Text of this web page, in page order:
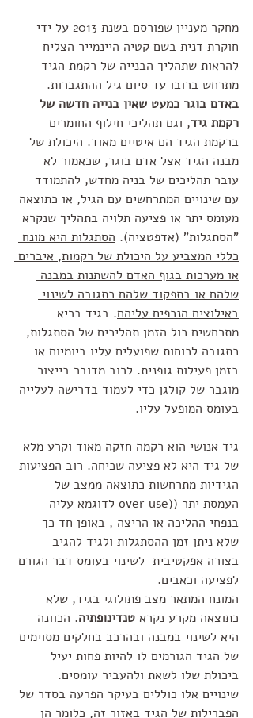
מחקר מעניין שפורסם בשנת 2013 על ידי
חוקרת דנית בשם קטיה היינמייר הצליח
להראות שתהליך הבנייה של רקמת הגיד
מתרחש ברובו עד סיום גיל ההתגברות.
באדם בוגר כמעט שאין בנייה חדשה של
רקמת גיד, וגם תהליכי חילוף החומרים
ברקמת הגיד הם איטיים מאוד. היכולת של
מבנה הגיד אצל אדם בוגר, שכאמור לא
עובר תהליכים של בניה מחדש, להתמודד
עם שינויים המתרחשים עם הגיל, או כתוצאה
מעומס יתר או פציעה תלויה בתהליך שנקרא
"הסתגלות" (אדפטציה). הסתגלות היא מונח
כללי המצביע על היכולת של רקמות, איברים
או מערכות בגוף האדם להשתנות במבנה
שלהם או בתפקוד שלהם כתגובה לשינוי
באילוצים הנכפים עליהם. בגיד בריא
מתרחשים כול הזמן תהליכים של הסתגלות,
כתגובה לכוחות שפועלים עליו ביומיום או
בזמן פעילות גופנית. לרוב מדובר בייצור
מוגבר של קולגן כדי לעמוד בדרישה לעלייה
בעומס המופעל עליו.
גיד אנושי הוא רקמה חזקה מאוד וקרע מלא
של גיד היא לא פציעה שכיחה. רוב הפציעות
הגידיות מתרחשות כתוצאה ממצב של
העמסת יתר ((over use לדוגמא עליה
בנפחי ההליכה או הריצה , באופן חד כך
שלא ניתן זמן ההסתגלות ולגיד להגיב
בצורה אפקטיבית  לשינוי בעומס דבר הגורם
לפציעה וכאבים.
המונח המתאר מצב פתולוגי בגיד, שלא
כתוצאה מקרע נקרא טנדינופתיה. הכוונה
היא לשינוי במבנה ובהרכב בחלקים מסוימים
של הגיד הגורמים לו להיות פחות יעיל
ביכולת שלו לשאת ולהעביר עומסים.
שינויים אלו כוללים בעיקר הפרעה בסדר של
הפברילות של הגיד באזור זה, כלומר הן